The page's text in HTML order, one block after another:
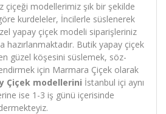
çiçeği modellerimiz şık bir şekilde
kurdeleler, İncilerle süslenerek
yapay çiçek modeli siparişleriniz
hazırlanmaktadır. Butik yapay çiçek
güzel köşesini süslemek, söz-
için Marmara Çiçek olarak
Çiçek modellerini İstanbul içi aynı
ise 1-3 iş günü içerisinde